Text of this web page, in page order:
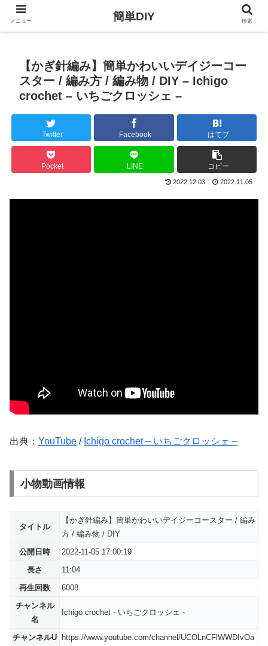
【かぎ針編み】簡単かわいいデイジーコー
スター / 編み方 / 編み物 / DIY – Ichigo
crochet – いちごクロッシェ –
Twitter Facebook はてブ
Pocket LINE コピー
2022.12.03 2022.11.05
出典： YouTube / Ichigo crochet – いちごクロッシェ –
小物動画情報
タイトル
【かぎ針編み】簡単かわいいデイジーコースター / 編み
方 / 編み物 / DIY
公開日時
2022-11-05 17:00:19
長さ
11:04
再生回数
6008
チャンネル
名
Ichigo crochet - いちごクロッシェ -
チャンネルU
https://www.youtube.com/channel/UCOLnCFlWWDIvOa
メニュー 簡単DIY 検索